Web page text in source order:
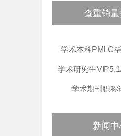
查重销
学术本科PMLC
学术研究生
学术期刊职称
新闻中